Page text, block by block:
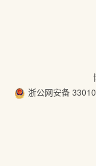
浙公网安备